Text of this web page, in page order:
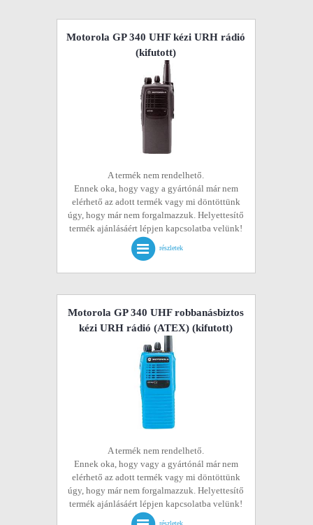
Motorola GP 340 UHF kézi URH rádió
(kifutott)
A termék nem rendelhető.
Ennek oka, hogy vagy a gyártónál már nem
elérhető az adott termék vagy mi döntöttünk
úgy, hogy már nem forgalmazzuk. Helyettesítő
termék ajánlásáért lépjen kapcsolatba velünk!
részletek
Motorola GP 340 UHF robbanásbiztos
kézi URH rádió (ATEX) (kifutott)
A termék nem rendelhető.
Ennek oka, hogy vagy a gyártónál már nem
elérhető az adott termék vagy mi döntöttünk
úgy, hogy már nem forgalmazzuk. Helyettesítő
termék ajánlásáért lépjen kapcsolatba velünk!
részletek